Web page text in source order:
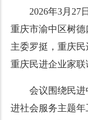
2026年3月27
重庆市渝中区树
主委罗挺，重庆民
重庆民进企业家联
会议围绕民
进社会服务主题